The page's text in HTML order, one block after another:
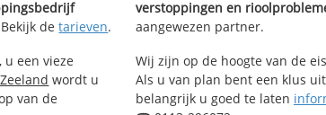
detarieven.
een vieze
wordt u
van de
verstoppingen en
aangewezen partner.
Wij zijn op de hoogte van de
Als u van plan bent een klus
belangrijk u goed te laten